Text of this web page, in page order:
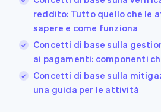
reddito: Tutto quello che le
sapere e come funziona
Concetti di base sulla
ai pagamenti: componenti
Concetti di base sulla
una guida per le attività
日本語English
Gibilterra
English
Grecia
English
India
Irlanda